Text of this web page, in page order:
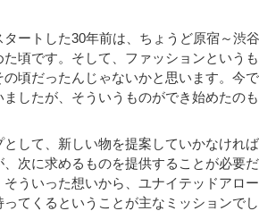
ートした30年前は、ちょうど原宿～渋
頃です。そして、ファッションという
頃だったんじゃないかと思います。今
したが、そういうものができ始めたのも
して、新しい物を提案していかなけれ
次に求めるものを提供することが必要
ういった想いから、ユナイテッドアロ
てくるということが主なミッションで